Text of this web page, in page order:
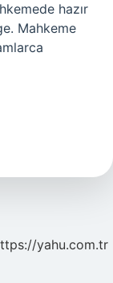
hazır
Mahkeme
yahu.com.tr